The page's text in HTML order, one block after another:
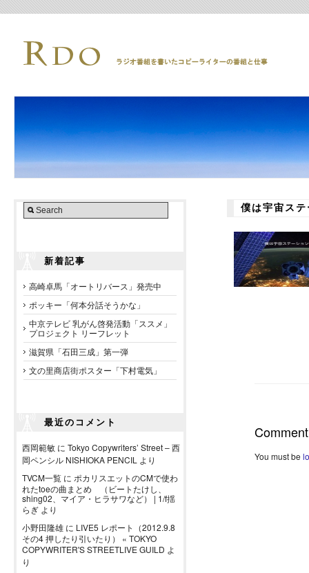
新着記事
高崎卓馬「オートリバース」発売中
ポッキー「何本分話そうかな」
中京テレビ 乳がん啓発活動「ススメ」
プロジェクト リーフレット
滋賀県「石田三成」第一弾
文の里商店街ポスター「下村電気」
最近のコメント
西岡範敏 に Tokyo Copywriters’ Street – 西
岡ペンシル NISHIOKA PENCIL より
TVCM一覧 に ポカリスエットのCMで使わ
れたtoeの曲まとめ （ビートたけし、
shing02、マイア・ヒラサワなど） | 1/f揺
らぎ より
小野田隆雄 に LIVE5 レポート（2012.9.8
その4 押したり引いたり） « TOKYO
COPYWRITER'S STREETLIVE GUILD よ
り
僕は宇宙ス
Comment
You must be